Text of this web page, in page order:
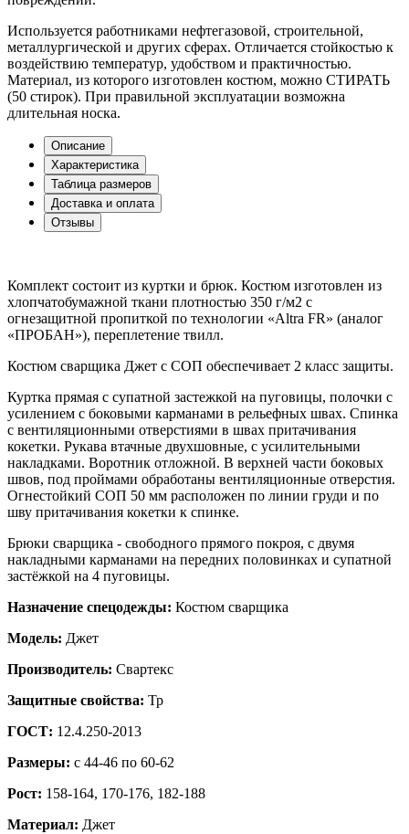
Используется работниками нефтегазовой, строительной,
металлургической и других сферах. Отличается стойкостью к
воздействию температур, удобством и практичностью.
Материал, из которого изготовлен костюм, можно СТИРАТЬ
(50 стирок). При правильной эксплуатации возможна
длительная носка.
Описание
Характеристика
Таблица размеров
Доставка и оплата
Отзывы
Комплект состоит из куртки и брюк. Костюм изготовлен из
хлопчатобумажной ткани плотностью 350 г/м2 с
огнезащитной пропиткой по технологии «Altra FR» (аналог
«ПРОБАН»), переплетение твилл.
Костюм сварщика Джет с СОП обеспечивает 2 класс защиты.
Куртка прямая с супатной застежкой на пуговицы, полочки с
усилением с боковыми карманами в рельефных швах. Спинка
с вентиляционными отверстиями в швах притачивания
кокетки. Рукава втачные двухшовные, с усилительными
накладками. Воротник отложной. В верхней части боковых
швов, под проймами обработаны вентиляционные отверстия.
Огнестойкий СОП 50 мм расположен по линии груди и по
шву притачивания кокетки к спинке.
Брюки сварщика - свободного прямого покроя, с двумя
накладными карманами на передних половинках и супатной
застёжкой на 4 пуговицы.
Назначение спецодежды: Костюм сварщика
Модель: Джет
Производитель: Свартекс
Защитные свойства: Тр
ГОСТ: 12.4.250-2013
Размеры: c 44-46 по 60-62
Рост: 158-164, 170-176, 182-188
Материал: Джет